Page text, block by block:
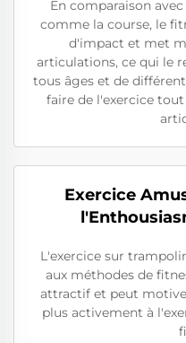
En comparaison
comme la course, le
d'impact et met
articulations, ce qui le
tous âges et de
faire de l'exercice
Exercice
L'exercice sur
aux méthodes de
attractif et peut
plus activement à